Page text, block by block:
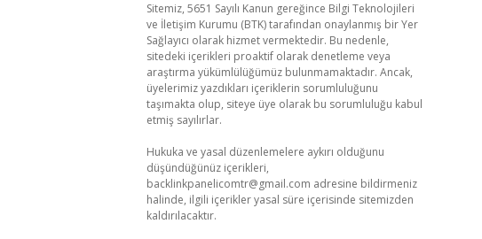
Sitemiz, 5651 Sayılı Kanun gereğince Bilgi Teknolojileri
ve İletişim Kurumu (BTK) tarafından onaylanmış bir Yer
Sağlayıcı olarak hizmet vermektedir. Bu nedenle,
sitedeki içerikleri proaktif olarak denetleme veya
araştırma yükümlülüğümüz bulunmamaktadır. Ancak,
üyelerimiz yazdıkları içeriklerin sorumluluğunu
taşımakta olup, siteye üye olarak bu sorumluluğu kabul
etmiş sayılırlar.
Hukuka ve yasal düzenlemelere aykırı olduğunu
düşündüğünüz içerikleri,
backlinkpanelicomtr@gmail.com adresine bildirmeniz
halinde, ilgili içerikler yasal süre içerisinde sitemizden
kaldırılacaktır.